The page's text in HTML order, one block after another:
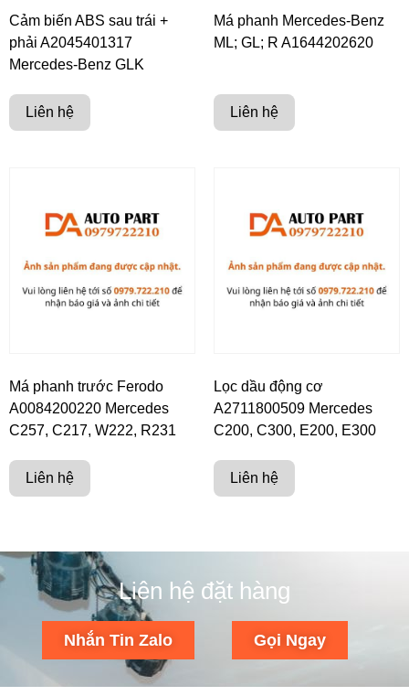
Cảm biến ABS sau trái +
phải A2045401317
Mercedes-Benz GLK
Liên hệ
Má phanh Mercedes-Benz
ML; GL; R A1644202620
Liên hệ
Má phanh trước Ferodo
A0084200220 Mercedes
C257, C217, W222, R231
Liên hệ
Lọc dầu động cơ
A2711800509 Mercedes
C200, C300, E200, E300
Liên hệ
Liên hệ đặt hàng
Nhắn Tin Zalo Gọi Ngay